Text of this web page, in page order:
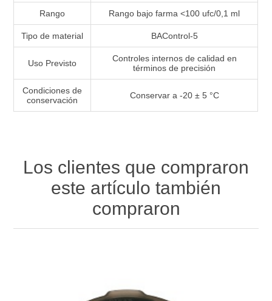
Rango Rango bajo farma <100 ufc/0,1 ml
Tipo de material BAControl-5
Uso Previsto
Controles internos de calidad en
términos de precisión
Condiciones de
conservación
Conservar a -20 ± 5 °C
Los clientes que compraron
este artículo también
compraron